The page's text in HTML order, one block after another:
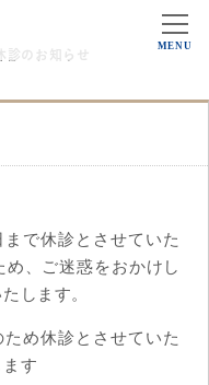
MENU
診のお知らせ
で休診とさせていた
、ご迷惑をおかけし
します。
め休診とさせていた
す